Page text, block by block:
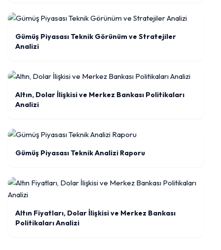
Gümüş Piyasası Teknik Görünüm ve Stratejiler
Analizi
Altın, Dolar İlişkisi ve Merkez Bankası Politikaları
Analizi
Gümüş Piyasası Teknik Analizi Raporu
Altın Fiyatları, Dolar İlişkisi ve Merkez Bankası
Politikaları Analizi